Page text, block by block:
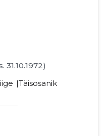
31.10.1972)
Täisosanik